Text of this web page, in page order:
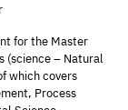
for the Master
(science – Natural
which covers
Process